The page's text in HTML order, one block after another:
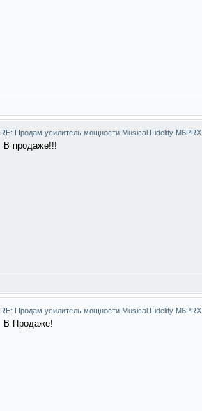
RE: Продам усилитель мощности Musical Fidelity M6PRX
В продаже!!!
RE: Продам усилитель мощности Musical Fidelity M6PRX
В Продаже!